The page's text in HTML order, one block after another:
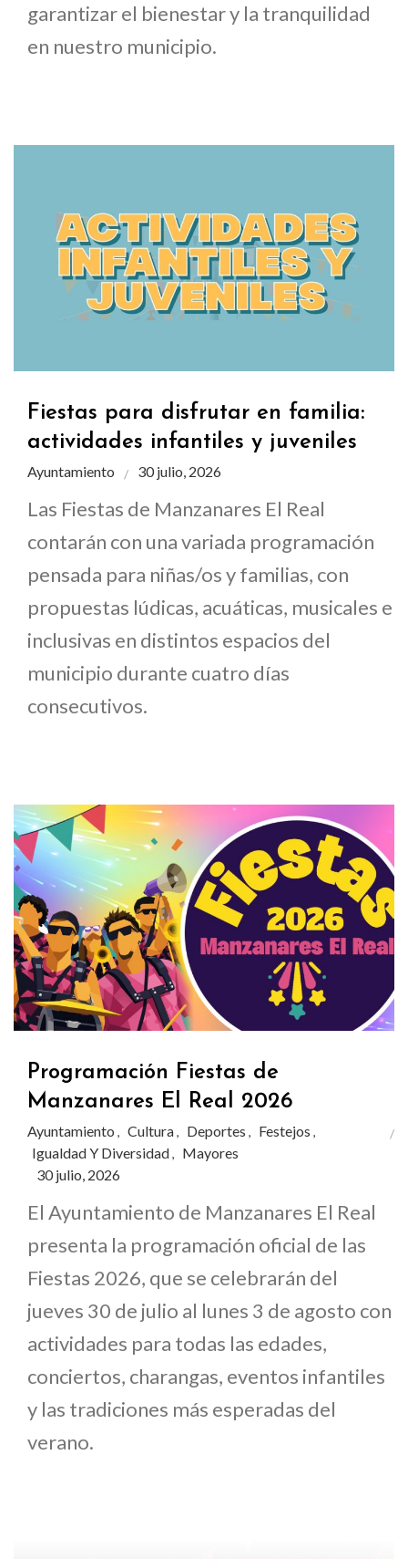
garantizar el bienestar y la tranquilidad
en nuestro municipio.
Fiestas para disfrutar en familia:
actividades infantiles y juveniles
Ayuntamiento 30 julio, 2026
Las Fiestas de Manzanares El Real
contarán con una variada programación
pensada para niñas/os y familias, con
propuestas lúdicas, acuáticas, musicales e
inclusivas en distintos espacios del
municipio durante cuatro días
consecutivos.
Programación Fiestas de
Manzanares El Real 2026
Ayuntamiento , Cultura, Deportes , Festejos ,
Igualdad Y Diversidad, Mayores
30 julio, 2026
El Ayuntamiento de Manzanares El Real
presenta la programación oficial de las
Fiestas 2026, que se celebrarán del
jueves 30 de julio al lunes 3 de agosto con
actividades para todas las edades,
conciertos, charangas, eventos infantiles
y las tradiciones más esperadas del
verano.